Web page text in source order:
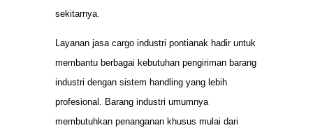
sekitarnya.
Layanan jasa cargo industri pontianak hadir untuk
membantu berbagai kebutuhan pengiriman barang
industri dengan sistem handling yang lebih
profesional. Barang industri umumnya
membutuhkan penanganan khusus mulai dari